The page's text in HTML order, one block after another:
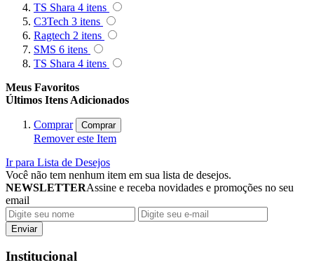
TS Shara 4 itens
C3Tech 3 itens
Ragtech 2 itens
SMS 6 itens
TS Shara 4 itens
Meus Favoritos
Últimos Itens Adicionados
Comprar Comprar
Remover este Item
Ir para Lista de Desejos
Você não tem nenhum item em sua lista de desejos.
NEWSLETTERAssine e receba novidades e promoções no seu
email
Enviar
Institucional